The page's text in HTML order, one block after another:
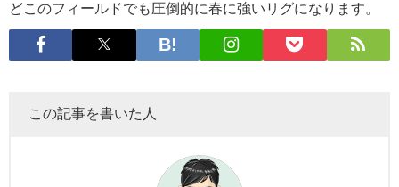
どこのフィールドでも圧倒的に春に強いリグになります。
この記事を書いた人